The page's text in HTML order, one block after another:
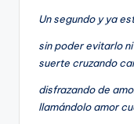
Un segundo y ya
sin poder evitarlo
suerte cruzando
disfrazando de
llamándolo amor